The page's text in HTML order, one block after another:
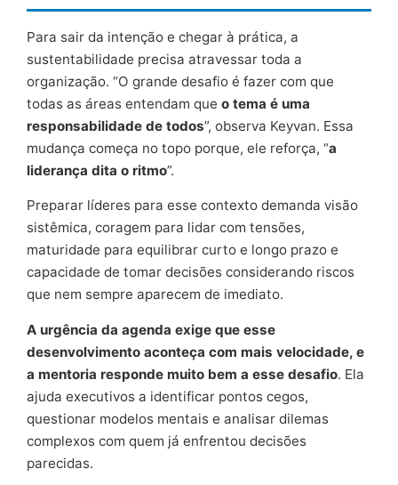
Para sair da intenção e chegar à prática, a
sustentabilidade precisa atravessar toda a
organização. “O grande desafio é fazer com que
todas as áreas entendam que o tema é uma
responsabilidade de todos”, observa Keyvan. Essa
mudança começa no topo porque, ele reforça, “a
liderança dita o ritmo”.
Preparar líderes para esse contexto demanda visão
sistêmica, coragem para lidar com tensões,
maturidade para equilibrar curto e longo prazo e
capacidade de tomar decisões considerando riscos
que nem sempre aparecem de imediato.
A urgência da agenda exige que esse
desenvolvimento aconteça com mais velocidade, e
a mentoria responde muito bem a esse desafio. Ela
ajuda executivos a identificar pontos cegos,
questionar modelos mentais e analisar dilemas
complexos com quem já enfrentou decisões
parecidas.